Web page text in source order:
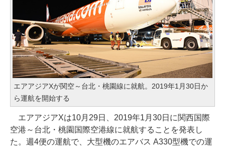
エアアジアXが関空～台北・桃園線に就航。2019年1月30日か
ら運航を開始する
エアアジアXは10月29日、2019年1月30日に関西国際
空港～台北・桃園国際空港線に就航することを発表し
た。週4便の運航で、大型機のエアバス A330型機での運